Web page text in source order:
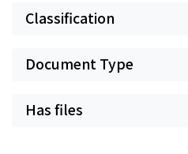
Classification
Document Type
Has files